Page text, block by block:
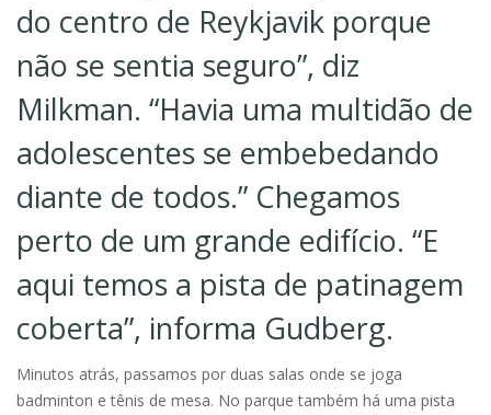
do centro de Reykjavik porque
não se sentia seguro”, diz
Milkman. “Havia uma multidão de
adolescentes se embebedando
diante de todos.” Chegamos
perto de um grande edifício. “E
aqui temos a pista de patinagem
coberta”, informa Gudberg.
Minutos atrás, passamos por duas salas onde se joga
badminton e tênis de mesa. No parque também há uma pista